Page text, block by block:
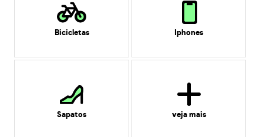
Bicicletas Iphones
Sapatos veja mais